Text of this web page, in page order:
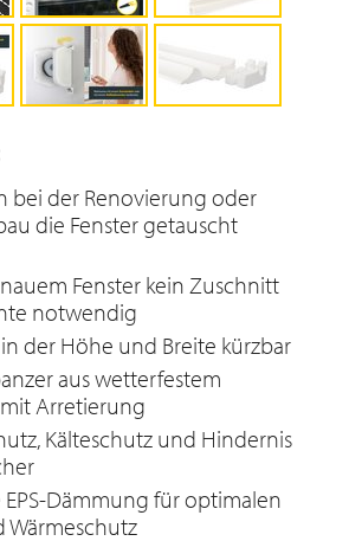
bei der Renovierung oder
die Fenster getauscht
Fenster kein Zuschnitt
notwendig
der Höhe und Breite kürzbar
aus wetterfestem
Arretierung
Kälteschutz und Hindernis
Dämmung für optimalen
Wärmeschutz